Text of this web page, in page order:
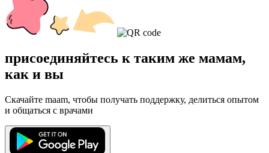
присоединяйтесь к таким же мамам,
как и вы
Скачайте maam, чтобы получать поддержку, делиться опытом
и общаться с врачами